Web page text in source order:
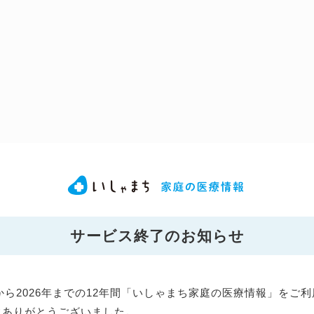
サービス終了のお知らせ
ら2026年までの12年間「いしゃまち家庭の医療情報」をご
りがとうございました。